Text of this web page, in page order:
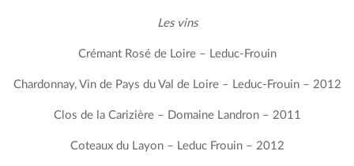
Les vins
Crémant Rosé de Loire – Leduc-Frouin
Chardonnay, Vin de Pays du Val de Loire – Leduc-Frouin – 2012
Clos de la Carizière – Domaine Landron – 2011
Coteaux du Layon – Leduc Frouin – 2012